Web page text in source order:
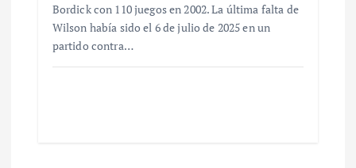
Bordick con 110 juegos en 2002. La última falta de
Wilson había sido el 6 de julio de 2025 en un
partido contra…